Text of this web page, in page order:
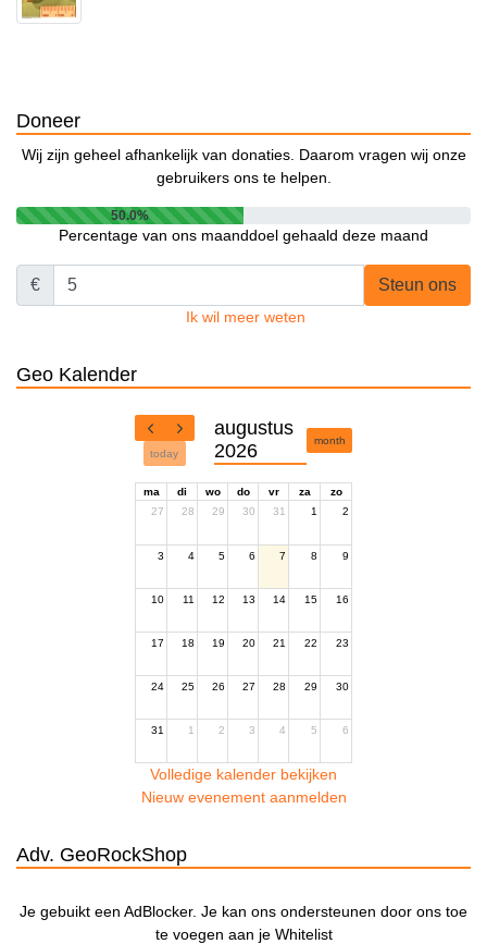
Doneer
Wij zijn geheel afhankelijk van donaties. Daarom vragen wij onze
gebruikers ons te helpen.
50.0%
Percentage van ons maanddoel gehaald deze maand
€ Steun ons
Ik wil meer weten
Geo Kalender
today
augustus
2026
month
ma di wo do vr za
zo
27
28 29 30 31 1 2
3 4 5 6 7 8 9
10 11 12 13 14 15 16
17 18 19 20 21 22 23
24 25 26 27 28 29 30
31 1 2 3 4 5 6
Volledige kalender bekijken
Nieuw evenement aanmelden
Adv. GeoRockShop
Je gebuikt een AdBlocker. Je kan ons ondersteunen door ons toe
te voegen aan je Whitelist